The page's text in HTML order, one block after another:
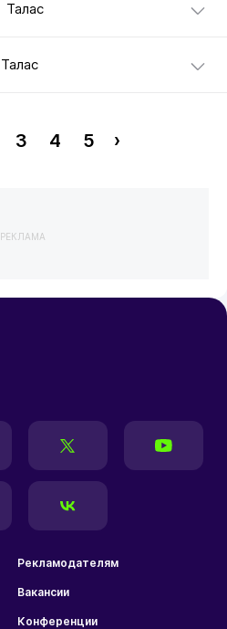
Талас
Талас
3 4 5 ›
РЕКЛАМА
Рекламодателям
Вакансии
Конференции